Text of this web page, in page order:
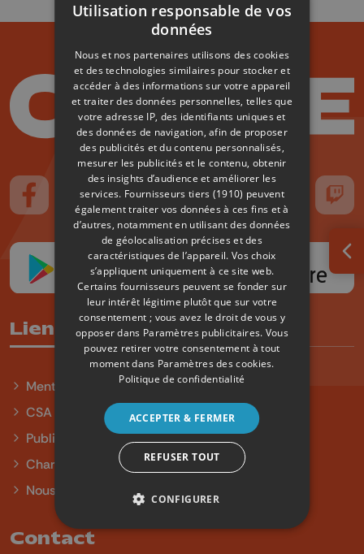
Suivez-nous sur FaceBook
Suivez-nous sur Instagram
Suivez-nous sur TikTok
Suivez-nous sur YouTube
Suivez-nous
Liens utiles
Mentions légales
CSA
Publicité
Charte sur l'égalité et la diversité
Nous contacter
Contact
Utilisation responsable de vos
données
Nous et nos partenaires utilisons des cookies
et des technologies similaires pour stocker et
accéder à des informations sur votre appareil
et traiter des données personnelles, telles que
votre adresse IP, des identifiants uniques et
des données de navigation, afin de proposer
des publicités et du contenu personnalisés,
mesurer les publicités et le contenu, obtenir
des insights d’audience et améliorer les
services. Fournisseurs tiers (1910) peuvent
également traiter vos données à ces fins et à
d’autres, notamment en utilisant des données
de géolocalisation précises et des
caractéristiques de l’appareil. Vos choix
s’appliquent uniquement à ce site web.
Certains fournisseurs peuvent se fonder sur
leur intérêt légitime plutôt que sur votre
consentement ; vous avez le droit de vous y
opposer dans Paramètres publicitaires. Vous
pouvez retirer votre consentement à tout
moment dans Paramètres des cookies.
Politique de confidentialité
ACCEPTER & FERMER
REFUSER TOUT
CONFIGURER